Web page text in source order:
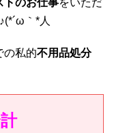
｀*人
の私的不用品処分